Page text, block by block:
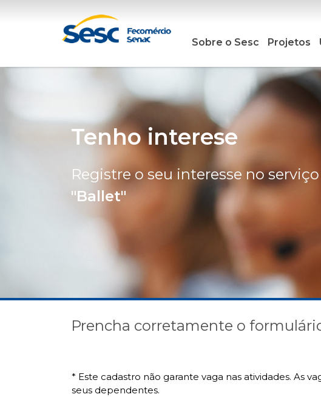
Sobre o Sesc Projetos
Tenho interese
Registre o seu interesse no
"Ballet"
Prencha corretamente o
* Este cadastro não garante vaga nas atividades. As
seus dependentes.